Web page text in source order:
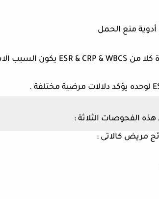
الفحوصات الثلاثة :
مريض كالاتى :